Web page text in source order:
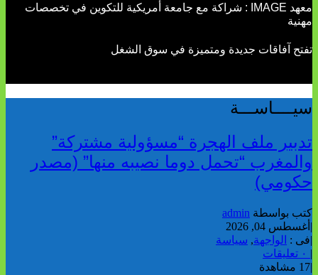
معهد IMAGE : شراكة مع جامعة أمريكية للتكوين في تخصصات
مهنية
تفتح آفاقات جديدة ومتميزة في سوق الشغل
سيــــاســـة
تدبير ملف الهجرة “مسؤولية مشتركة”
والمغرب “تحمل دوما نصيبه منها” (مصدر
حكومي)
كتب بواسطة admin
| أغسطس 04, 2026
|فى : الواجهة, سياسة
|
|17 مشاهدة